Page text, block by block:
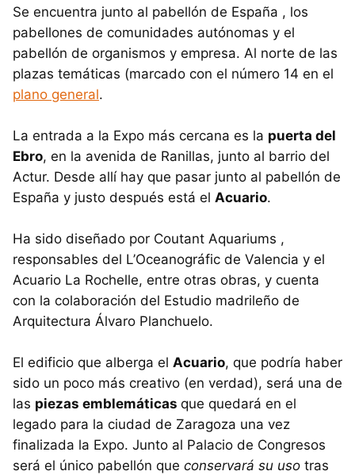
Se encuentra junto al pabellón de España , los
pabellones de comunidades autónomas y el
pabellón de organismos y empresa. Al norte de las
plazas temáticas (marcado con el número 14 en el
plano general.
La entrada a la Expo más cercana es la puerta del
Ebro, en la avenida de Ranillas, junto al barrio del
Actur. Desde allí hay que pasar junto al pabellón de
España y justo después está el Acuario.
Ha sido diseñado por Coutant Aquariums ,
responsables del L’Oceanográfic de Valencia y el
Acuario La Rochelle, entre otras obras, y cuenta
con la colaboración del Estudio madrileño de
Arquitectura Álvaro Planchuelo.
El edificio que alberga el Acuario, que podría haber
sido un poco más creativo (en verdad), será una de
las piezas emblemáticas que quedará en el
legado para la ciudad de Zaragoza una vez
finalizada la Expo. Junto al Palacio de Congresos
será el único pabellón que conservará su uso tras